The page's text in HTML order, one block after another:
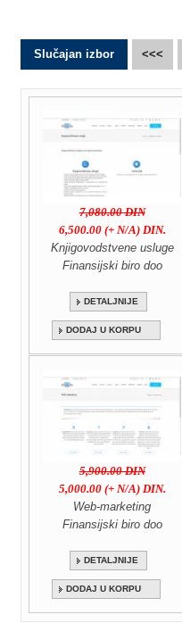
Slučajan izbor <<<
7,080.00 DIN
6,500.00 (+ N/A) DIN.
Knjigovodstvene usluge
Finansijski biro doo
DETALJNIJE
DODAJ U KORPU
5,900.00 DIN
5,000.00 (+ N/A) DIN.
Web-marketing
Finansijski biro doo
DETALJNIJE
DODAJ U KORPU